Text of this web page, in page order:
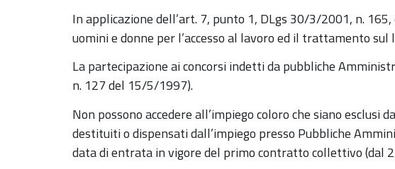
In applicazione dell’art. 7, punto 1, DLgs 30/3/2001, n.
uomini e donne per l’accesso al lavoro ed il trattamento sul
La partecipazione ai concorsi indetti da pubbliche
n. 127 del 15/5/1997).
Non possono accedere all’impiego coloro che siano
destituiti o dispensati dall’impiego presso Pubbliche
data di entrata in vigore del primo contratto collettivo (dal